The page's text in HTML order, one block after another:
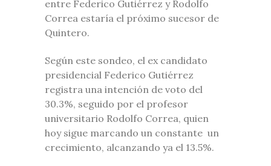
entre Federico Gutiérrez y Rodolfo
Correa estaría el próximo sucesor de
Quintero.
Según este sondeo, el ex candidato
presidencial Federico Gutiérrez
registra una intención de voto del
30.3%, seguido por el profesor
universitario Rodolfo Correa, quien
hoy sigue marcando un constante un
crecimiento, alcanzando ya el 13.5%.